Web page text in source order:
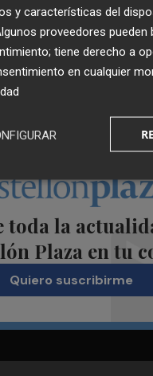
toda la
Plaza en tu
Quiero suscribirme
y características del
proveedores
tiene derecho a
en cualquier